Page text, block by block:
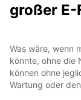
großer
Was wäre, wenn
könnte, ohne die
können ohne
Wartung oder